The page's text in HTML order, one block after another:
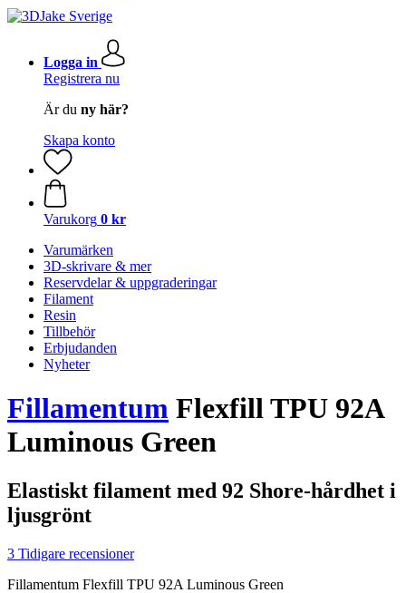
Logga in
Registrera nu
Är du ny här?
Skapa konto
Varukorg 0 kr
Varumärken
3D-skrivare & mer
Reservdelar & uppgraderingar
Filament
Resin
Tillbehör
Erbjudanden
Nyheter
Fillamentum Flexfill TPU 92A
Luminous Green
Elastiskt filament med 92 Shore-hårdhet i
ljusgrönt
3 Tidigare recensioner
Fillamentum Flexfill TPU 92A Luminous Green